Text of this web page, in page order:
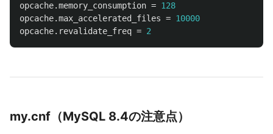
opcache.memory_consumption = 128
opcache.max_accelerated_files = 10000
opcache.revalidate_freq = 2
my.cnf（MySQL 8.4の注意点）